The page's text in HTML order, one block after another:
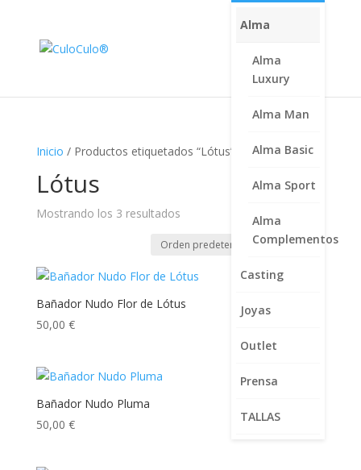
Alma
Alma
Luxury
Alma Man
Alma Basic
Alma Sport
Alma
Complementos
Casting
Joyas
Outlet
Prensa
TALLAS
Inicio / Productos etiquetados “Lótus”
Lótus
Mostrando los 3 resultados
Bañador Nudo Flor de Lótus
50,00 €
Bañador Nudo Pluma
50,00 €